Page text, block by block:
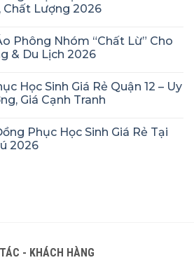
Chất Lượng 2026
Phông Nhóm “Chất Lừ” Cho
& Du Lịch 2026
Học Sinh Giá Rẻ Quận 12 – Uy
Giá Cạnh Tranh
Phục Học Sinh Giá Rẻ Tại
2026
- KHÁCH HÀNG